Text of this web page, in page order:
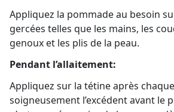
Appliquez la pommade au besoin
gercées telles que les mains, les
genoux et les plis de la peau.
Pendant l’allaitement:
Appliquez sur la tétine après
soigneusement l’excédent avant le